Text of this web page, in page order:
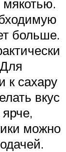
мякотью.
больше.
к сахару
вкус
можно